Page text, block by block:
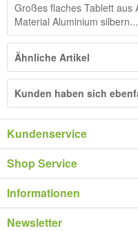
Großes flaches Tablett aus
Material Aluminium silbern...
Ähnliche Artikel
Kunden haben sich
Kundenservice
Shop Service
Informationen
Newsletter